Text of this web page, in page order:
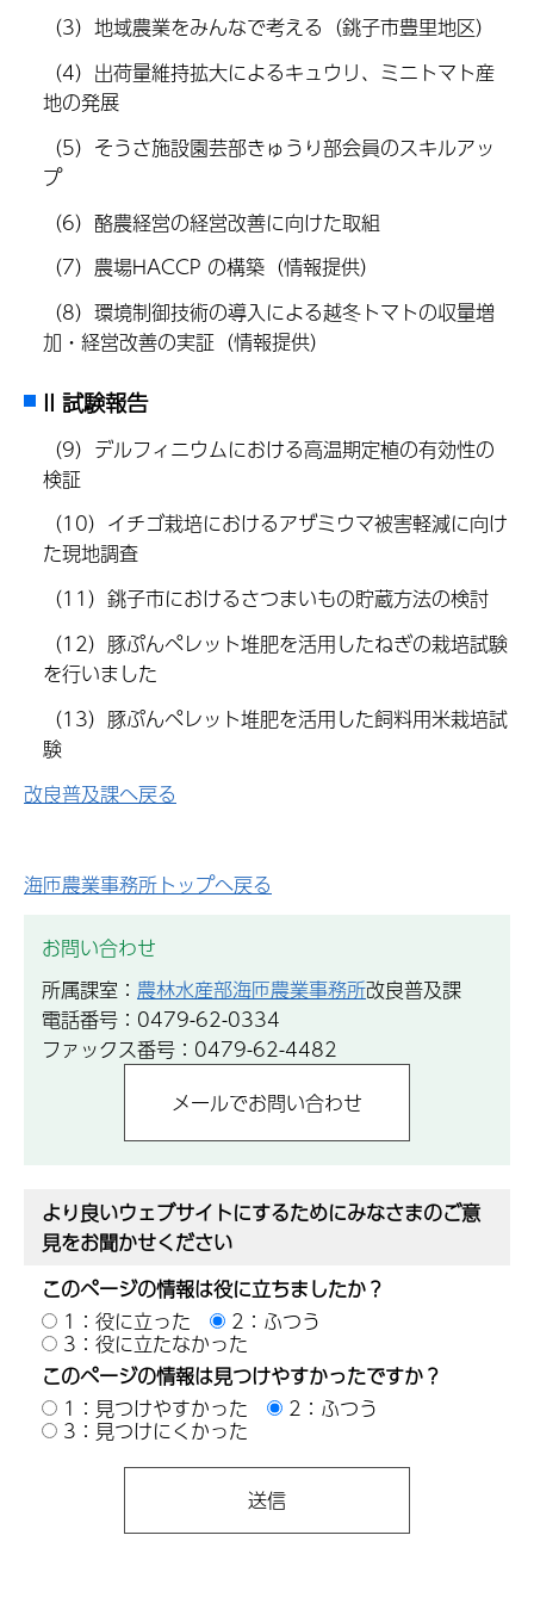
（3）地域農業をみんなで考える（銚子市豊里地区）
（4）出荷量維持拡大によるキュウリ、ミニトマト産
地の発展
（5）そうさ施設園芸部きゅうり部会員のスキルアッ
プ
（6）酪農経営の経営改善に向けた取組
（7）農場HACCP の構築（情報提供）
（8）環境制御技術の導入による越冬トマトの収量増
加・経営改善の実証（情報提供）
II 試験報告
（9）デルフィニウムにおける高温期定植の有効性の
検証
（10）イチゴ栽培におけるアザミウマ被害軽減に向け
た現地調査
（11）銚子市におけるさつまいもの貯蔵方法の検討
（12）豚ぷんペレット堆肥を活用したねぎの栽培試験
を行いました
（13）豚ぷんペレット堆肥を活用した飼料用米栽培試
験
改良普及課へ戻る
海匝農業事務所トップへ戻る
お問い合わせ
所属課室： 農林水産部海匝農業事務所改良普及課
電話番号：0479-62-0334
ファックス番号：0479-62-4482
より良いウェブサイトにするためにみなさまのご意
見をお聞かせください
このページの情報は役に立ちましたか？
1：役に立った
2：ふつう
3：役に立たなかった
このページの情報は見つけやすかったですか？
1：見つけやすかった
2：ふつう
3：見つけにくかった